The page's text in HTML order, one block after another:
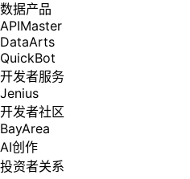
数据产品
APIMaster
DataArts
QuickBot
开发者服务
Jenius
开发者社区
BayArea
AI创作
投资者关系